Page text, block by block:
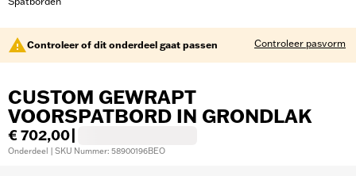
Controleer of dit onderdeel gaat passen Controleer pasvorm
CUSTOM GEWRAPT
VOORSPATBORD IN GRONDLAK
€ 702,00
Onderdeel | SKU Nummer: 58900196BEO